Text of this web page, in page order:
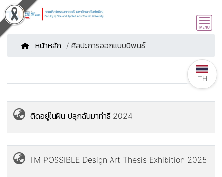
หน้าหลัก / ศิลปะการออกแบบนิพนธ์
ติดอยู่ในฝัน ปลุกฉันมาทำธี 2024
I'M POSSIBLE Design Art Thesis Exhibition 2025
TH